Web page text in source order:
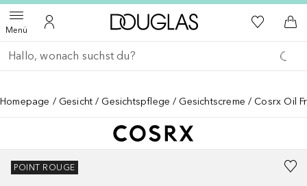
MenüMenü öffnenZu Meinem Kundenkonto
Zur Douglas Startseite
Zu Meiner
Gehe zurück
Suche ausführen
Homepage Gesicht Gesichtspflege Gesichtscreme Cosrx Oil
POINT ROUGE